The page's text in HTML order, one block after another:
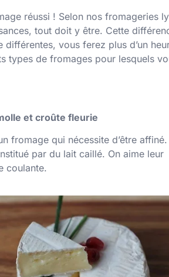
réussi ! Selon nos fromageries
tout doit y être. Cette
vous ferez plus d’un
types de fromages pour lesquels
et croûte fleurie
fromage qui nécessite d’être affiné.
par du lait caillé. On aime leur
coulante.